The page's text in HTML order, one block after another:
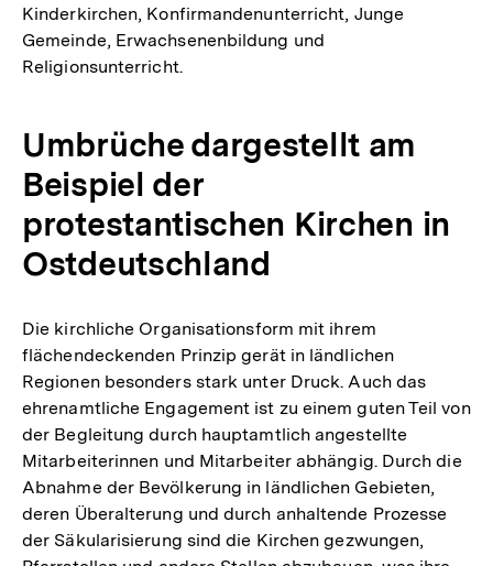
Kinderkirchen, Konfirmandenunterricht, Junge
Gemeinde, Erwachsenenbildung und
Religionsunterricht.
Umbrüche dargestellt am
Beispiel der
protestantischen Kirchen in
Ostdeutschland
Die kirchliche Organisationsform mit ihrem
flächendeckenden Prinzip gerät in ländlichen
Regionen besonders stark unter Druck. Auch das
ehrenamtliche Engagement ist zu einem guten Teil von
der Begleitung durch hauptamtlich angestellte
Mitarbeiterinnen und Mitarbeiter abhängig. Durch die
Abnahme der Bevölkerung in ländlichen Gebieten,
deren Überalterung und durch anhaltende Prozesse
der Säkularisierung sind die Kirchen gezwungen,